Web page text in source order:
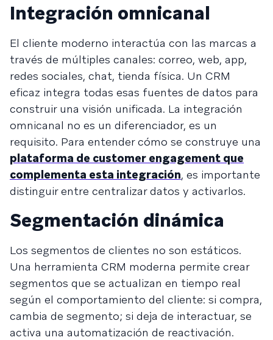
Integración omnicanal
El cliente moderno interactúa con las marcas a
través de múltiples canales: correo, web, app,
redes sociales, chat, tienda física. Un CRM
eficaz integra todas esas fuentes de datos para
construir una visión unificada. La integración
omnicanal no es un diferenciador, es un
requisito. Para entender cómo se construye una
plataforma de customer engagement que
complementa esta integración, es importante
distinguir entre centralizar datos y activarlos.
Segmentación dinámica
Los segmentos de clientes no son estáticos.
Una herramienta CRM moderna permite crear
segmentos que se actualizan en tiempo real
según el comportamiento del cliente: si compra,
cambia de segmento; si deja de interactuar, se
activa una automatización de reactivación.